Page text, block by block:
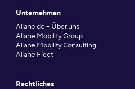
Unternehmen
Allane.de – Über uns
Allane Mobility Group
Allane Mobility Consulting
Allane Fleet
Rechtliches